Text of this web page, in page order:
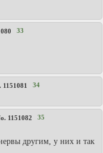
33
1151081 34
1151082 35
другим, у них и так